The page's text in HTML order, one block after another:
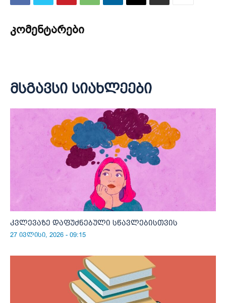
კომენტარები
მსგავსი სიახლეები
კვლევაზე დაფუძნებული სწავლებისთვის
27 ივლისი, 2026 - 09:15